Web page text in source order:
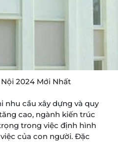
2024 Mới Nhất
nhu cầu xây dựng và quy
cao, ngành kiến trúc
trong việc định hình
của con người. Đặc